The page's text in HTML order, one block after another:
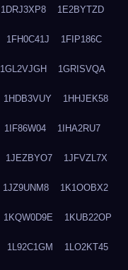
1DRJ3XP8 1E2BYTZD
1FH0C41J 1FIP186C
1GL2VJGH 1GRISVQA
1HDB3VUY 1HHJEK58
1IF86W04 1IHA2RU7
1JEZBYO7 1JFVZL7X
1JZ9UNM8 1K1OOBX2
1KQW0D9E 1KUB22OP
1L92C1GM 1LO2KT45